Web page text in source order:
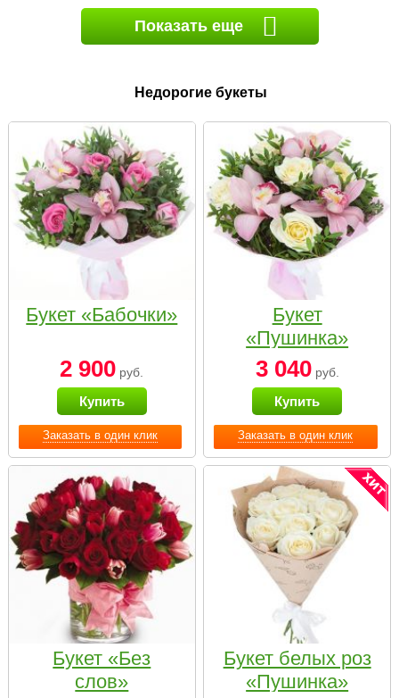
Показать еще
Недорогие букеты
Заказать в один клик
Букет «Бабочки»
2 900 руб.
Купить
Заказать в один клик
Букет
«Пушинка»
3 040руб.
Купить
Букет «Без
слов»
Букет белых роз
«Пушинка»